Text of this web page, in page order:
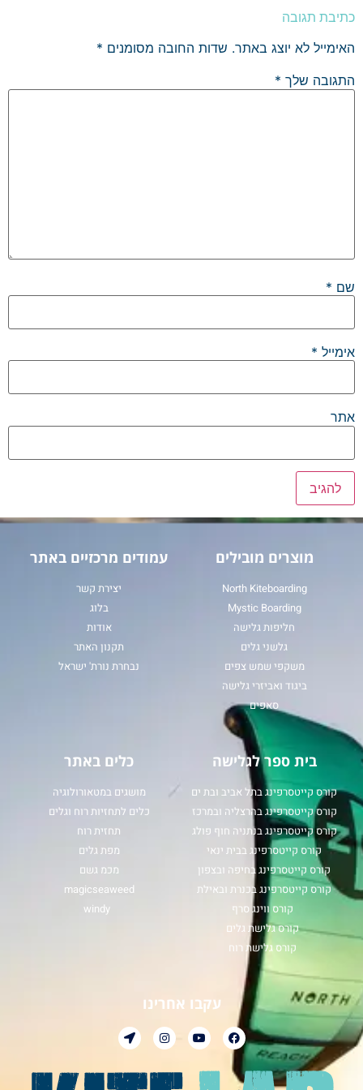
כתיבת תגובה
האימייל לא יוצג באתר. שדות החובה מסומנים *
התגובה שלך *
שם *
אימייל *
אתר
מוצרים מובילים
North Kiteboarding
Mystic Boarding
חליפות גלישה
גלשני גלים
משקפי שמש צפים
ביגוד ואביזרי גלישה
סאפים
עמודים מרכזיים באתר
יצירת קשר
בלוג
אודות
תקנון האתר
נבחרת נורת' ישראל
בית ספר לגלישה
קורס קייטסרפינג בתל אביב ובת ים
קורס קייטסרפינג בהרצליה ובמרכז
קורס קייטסרפינג בנתניה חוף פולג
קורס קייטסרפינג בבית ינאי
קורס קייטסרפינג בחיפה ובצפון
קורס קייטסרפינג בכנרת ובאילת
קורס ווינג סרף
קורס גלישת גלים
קורס גלישת רוח
כלים באתר
מושגים במטאורולוגיה
כלים לתחזיות רוח וגלים
תחזית רוח
מפת גלים
מכמ גשם
magicseaweed
windy
עקבו אחרינו